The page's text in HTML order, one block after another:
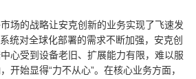
场的战略让安克创新的业务实现了飞速发
统对全球化部署的需求不断加强，安克创
心受到设备老旧、扩展能力有限，难以服
开始显得“力不从心”。在核心业务方面，